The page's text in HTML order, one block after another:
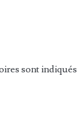
sont indiqués